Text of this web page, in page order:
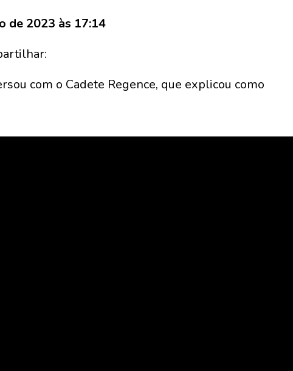
de 2023 às 17:14
com o Cadete Regence, que explicou como